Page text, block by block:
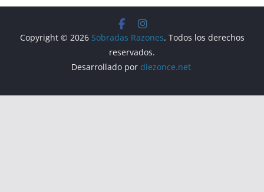
Copyright © 2026 Sobradas Razones. Todos los derechos
reservados.
Desarrollado por diezonce.net